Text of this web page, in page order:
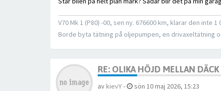
V70 Mk 1 (P80) -00, sen ny. 676600 km, klarar den
Borde byta tätning på oljepumpen, en
RE: OLIKA HÖJD MELLAN
av kievY- sön 10 maj 2026, 15:23